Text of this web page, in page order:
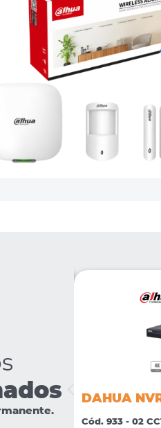
LED-
DAHUA
Cód. 933 - 02